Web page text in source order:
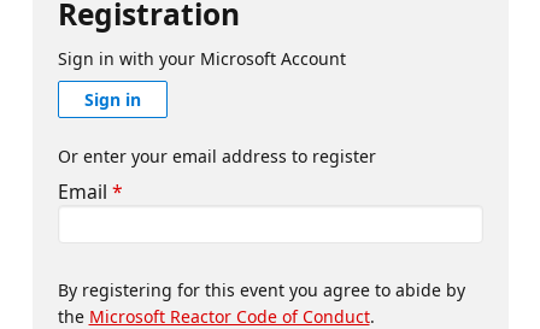
Registration
Sign in with your Microsoft Account
Sign in
Or enter your email address to register
Email *
By registering for this event you agree to abide by
the Microsoft Reactor Code of Conduct.